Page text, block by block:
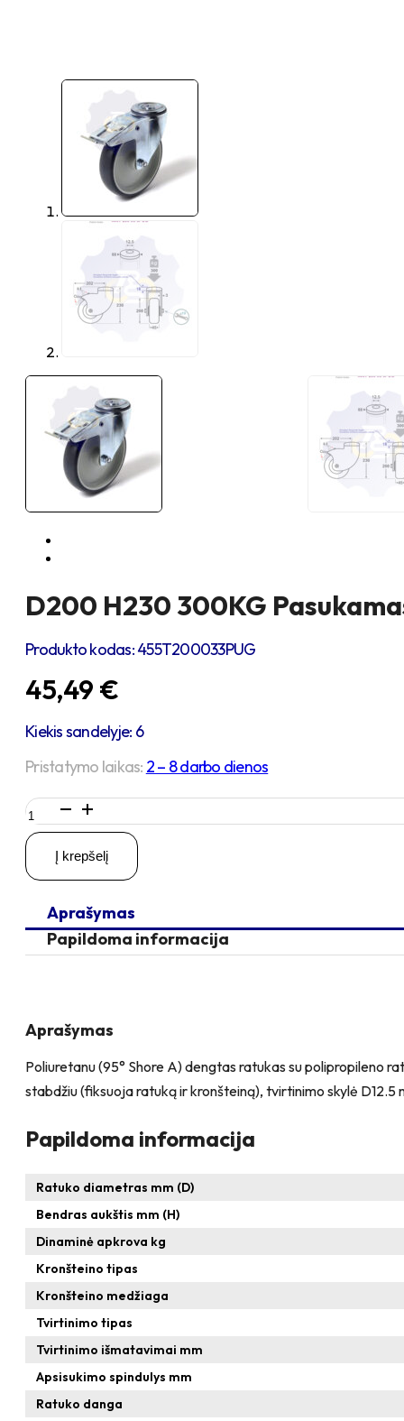
D200 H230 300KG
Produkto kodas:455T200033PUG
45,49 €
Kiekis sandelyje: 6
Pristatymo laikas: 2 – 8 darbo dienos
produkto
kiekis:
D200
H230
300KG
ratukas
su
stabdžiu,
M12
Į krepšelį
Aprašymas
Papildoma informacija
Aprašymas
Poliuretanu (95° Shore A) dengtas ratukas su polipropileno
stabdžiu (fiksuoja ratuką ir kronšteiną), tvirtinimo skylė D12.5
Papildoma informacija
Ratuko diametras mm (D)
Bendras aukštis mm (H)
Dinaminė apkrova kg
Kronšteino tipas
Kronšteino medžiaga
Tvirtinimo tipas
Tvirtinimo išmatavimai mm
Apsisukimo spindulys mm
Ratuko danga